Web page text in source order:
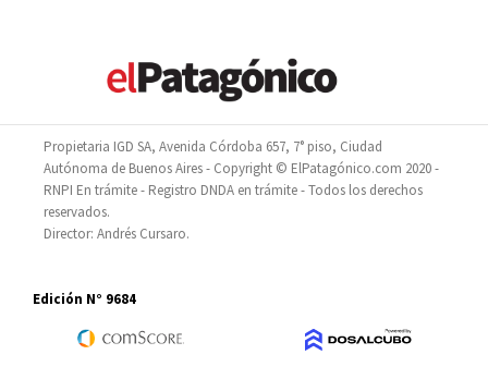
Propietaria IGD SA, Avenida Córdoba 657, 7° piso, Ciudad
Autónoma de Buenos Aires - Copyright © ElPatagónico.com 2020 -
RNPI En trámite - Registro DNDA en trámite - Todos los derechos
reservados.
Director: Andrés Cursaro.
Edición N° 9684